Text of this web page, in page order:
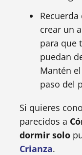
crear un
para que
puedan
Mantén
paso del
Si quieres
parecidos a
dormir solo
Crianza.